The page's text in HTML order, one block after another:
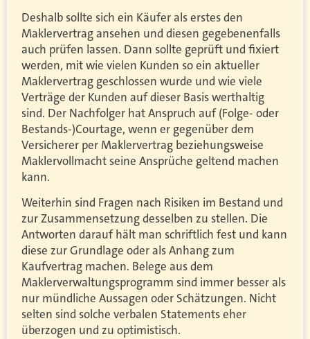
Deshalb sollte sich ein Käufer als erstes den
Maklervertrag ansehen und diesen gegebenenfalls
auch prüfen lassen. Dann sollte geprüft und fixiert
werden, mit wie vielen Kunden so ein aktueller
Maklervertrag geschlossen wurde und wie viele
Verträge der Kunden auf dieser Basis werthaltig
sind. Der Nachfolger hat Anspruch auf (Folge- oder
Bestands-)Courtage, wenn er gegenüber dem
Versicherer per Maklervertrag beziehungsweise
Maklervollmacht seine Ansprüche geltend machen
kann.
Weiterhin sind Fragen nach Risiken im Bestand und
zur Zusammensetzung desselben zu stellen. Die
Antworten darauf hält man schriftlich fest und kann
diese zur Grundlage oder als Anhang zum
Kaufvertrag machen. Belege aus dem
Maklerverwaltungsprogramm sind immer besser als
nur mündliche Aussagen oder Schätzungen. Nicht
selten sind solche verbalen Statements eher
überzogen und zu optimistisch.